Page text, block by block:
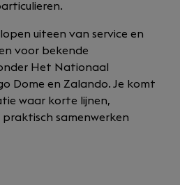
uiteen van service en
voor bekende
Het Nationaal
Dome en Zalando. Je komt
waar korte lijnen,
praktisch samenwerken